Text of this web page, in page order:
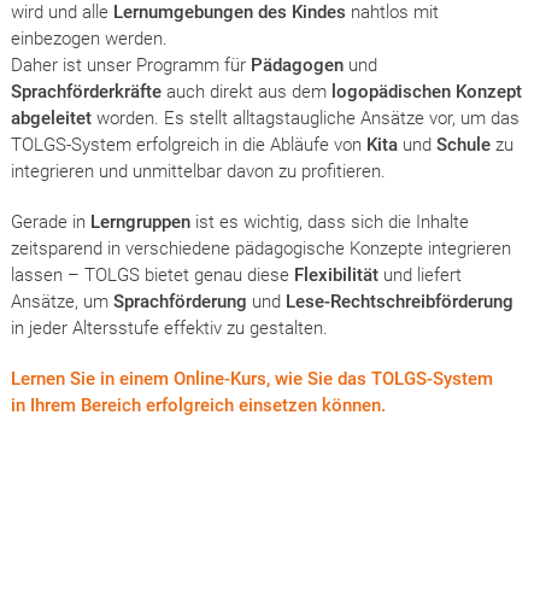
wird und alle Lernumgebungen des Kindes nahtlos mit
einbezogen werden.
Daher ist unser Programm für Pädagogenund
Sprachförderkräfteauch direkt aus dem logopädischen Konzept
abgeleitetworden. Es stellt alltagstaugliche Ansätze vor, um das
TOLGS-System erfolgreich in die Abläufe von Kitaund Schulezu
integrieren und unmittelbar davon zu profitieren.
Gerade in Lerngruppenist es wichtig, dass sich die Inhalte
zeitsparend in verschiedene pädagogische Konzepte integrieren
lassen – TOLGS bietet genau diese Flexibilitätund liefert
Ansätze, um Sprachförderung und Lese-Rechtschreibförderung
in jeder Altersstufe effektiv zu gestalten.
Lernen Sie in einem Online-Kurs, wie Sie das TOLGS-System
in Ihrem Bereich erfolgreich einsetzen können.